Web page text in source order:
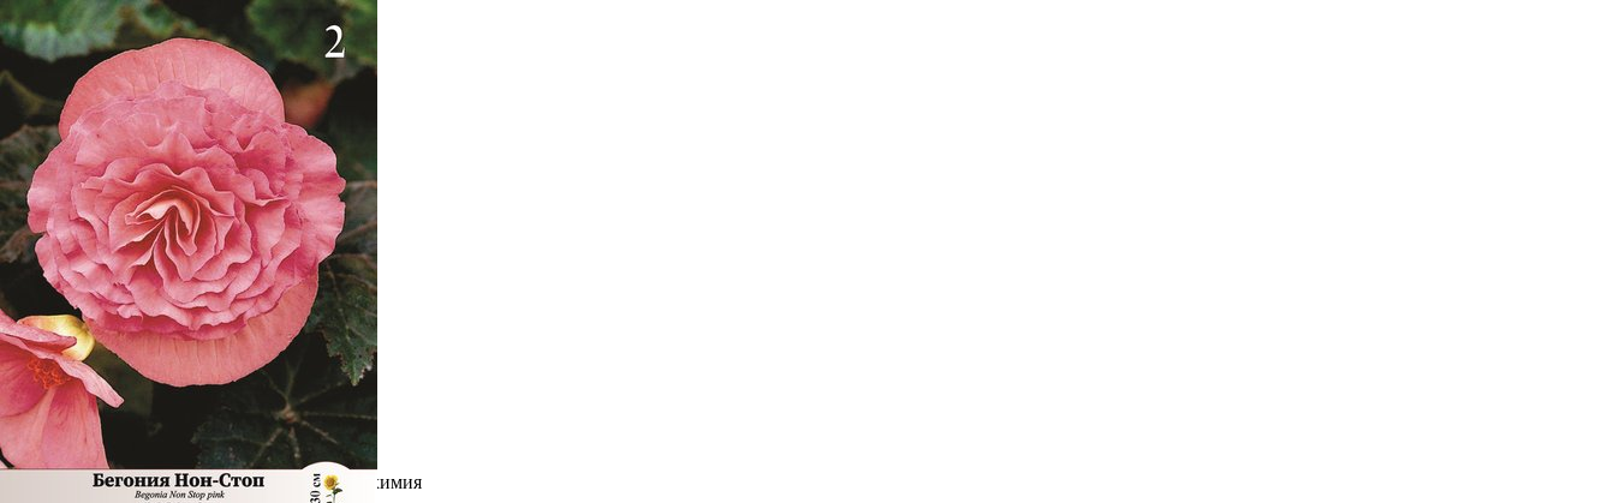
Выберите город
Обратный звонокЗаказать обратный звонок
Каталог
Семена
Грунты
Газонные травы, сидераты
Горшки, рассадники, аксессуары
Посадочный материал
Садовый инструмент, инвентарь
Консервирование
Средства защиты, удобрения, добавки, химия